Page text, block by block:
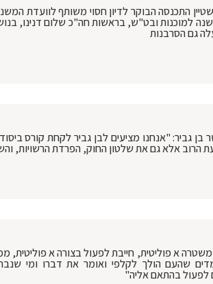
התכנסה הבוקר לדיון חסוי משותף לוועדת המשנה
למוכנות ובט"ש, בראשות חה"כ שלום דנינו,
גם הסרבנות
גביר: "אנחנו מציעים לבן גביר לקחת קורס
הרוב אלא גם את שלטון החוק, הפרדת הרשויות,
א פוליטית, חייבת לפעול בצורה א פוליטית,
שהעם הולך לקלפי ואומר את דברו ומי
לפעול בהתאם אליה"